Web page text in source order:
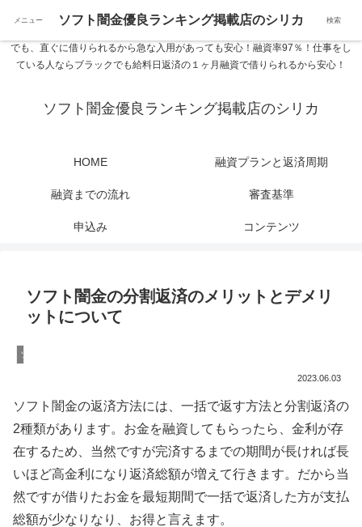
ソフト闇金優良ランキング 中小消費者金融在籍確認なし シリカなら24時間
でも、直ぐに借りられるから急な入用があっても安心！融資率97％！仕事をし
ている人ならブラックでも給料日返済の１ヶ月融資で借りられるから安心！
ソフト闇金優良ランキング掲載店のシリカ
HOME 融資プランと返済周期
融資までの流れ 審査基準
申込み コンテンツ
ソフト闇金の分割返済のメリットとデメリ
ットについて
ソフト闇金
2023.06.03
ソフト闇金の返済方法には、一括で返す方法と分割返済の
2種類があります。お金を融資してもらったら、金利が存
在するため、当然ですが完済するまでの期間が長ければ長
いほど高金利になり返済総額が増えて行きます。だから当
然ですが借りたお金を最短期間で一括で返済した方が支払
総額が少なりなり、お得と言えます。
メニュー ソフト闇金優良ランキング掲載店のシリカ 検索